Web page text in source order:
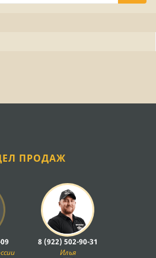
ПРОДАЖ
8 (922) 502-90-31
Илья